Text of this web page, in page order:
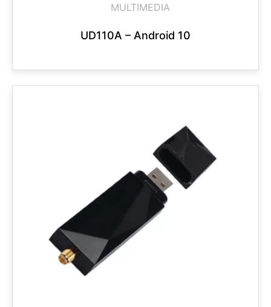
MULTIMEDIA
UD110A – Android 10